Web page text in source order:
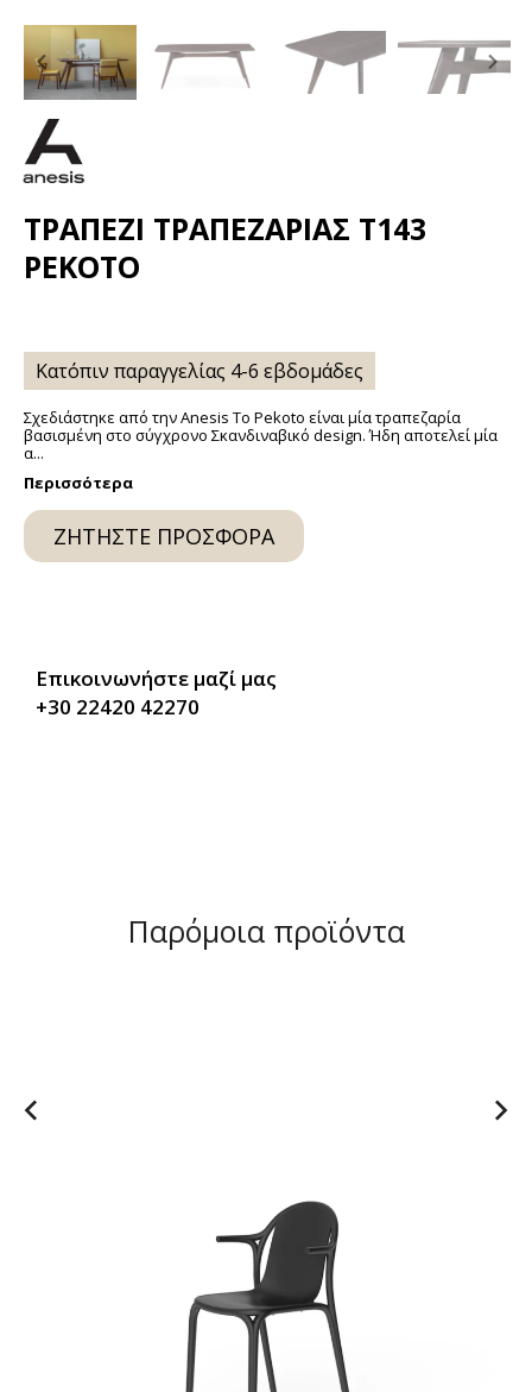
Previous
slide
ΤΡΑΠΈΖΙ ΤΡΑΠΕΖΑΡΊΑΣ Τ143
PEKOTO
Κατόπιν παραγγελίας 4-6 εβδομάδες
Σχεδιάστηκε από την Anesis Το Pekoto είναι μία τραπεζαρία
βασισμένη στο σύγχρονο Σκανδιναβικό design. Ήδη αποτελεί μία
α...
Περισσότερα
ΖΗΤΉΣΤΕ ΠΡΟΣΦΟΡΆ
Επικοινωνήστε μαζί μας
+30 22420 42270
Παρόμοια προϊόντα